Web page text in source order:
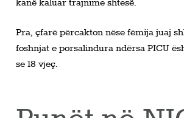
kanë kaluar trajnime shtesë.
Pra, çfarë përcakton nëse fëmija juaj
foshnjat e porsalindura ndërsa PICU
se 18 vjeç.